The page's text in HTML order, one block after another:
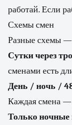
работай. Если
Схемы смен
Разные схемы —
Сутки через
сменами есть
День / ночь /
Каждая смена
Только ночные